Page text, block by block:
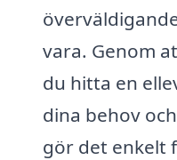
vara. Genom
du hitta en
dina behov
gör det enkelt